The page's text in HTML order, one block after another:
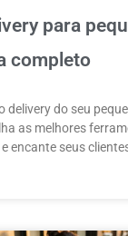
para
completo
delivery do seu
as melhores
encante seus